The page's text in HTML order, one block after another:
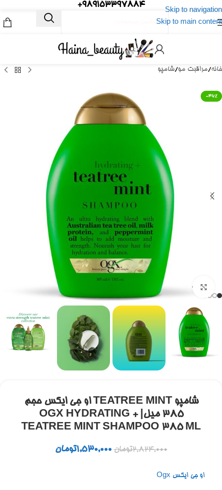
Skip to navigation
Skip to main content
989153397884+
خانه/مراقبت مو/شامپو
-46%
برای بزرگنمایی کلیک کنید
شامپو TEATREE MINT او جی ایکس حجم
۳۸۵ میل| OGX HYDRATING +
TEATREE MINT SHAMPOO 385 ML
2,824,000تومان 1,530,000تومان
او جی ایکس Ogx